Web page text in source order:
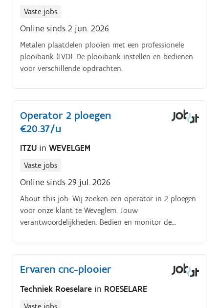
Vaste jobs
Online sinds 2 jun. 2026
Metalen plaatdelen plooien met een professionele
plooibank (LVD). De plooibank instellen en bedienen
voor verschillende opdrachten.
Operator 2 ploegen
€20.37/u
ITZU in WEVELGEM
Vaste jobs
Online sinds 29 jul. 2026
About this job. Wij zoeken een operator in 2 ploegen
voor onze klant te Weveglem. Jouw
verantwoordelijkheden. Bedien en monitor de
Ervaren cnc-plooier
Techniek Roeselare in ROESELARE
Vaste jobs